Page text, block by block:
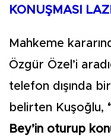
KONUŞMASI
Mahkeme
Özgür Özel’i
telefon dışında
belirten Kuşoğlu,
Bey’in oturup